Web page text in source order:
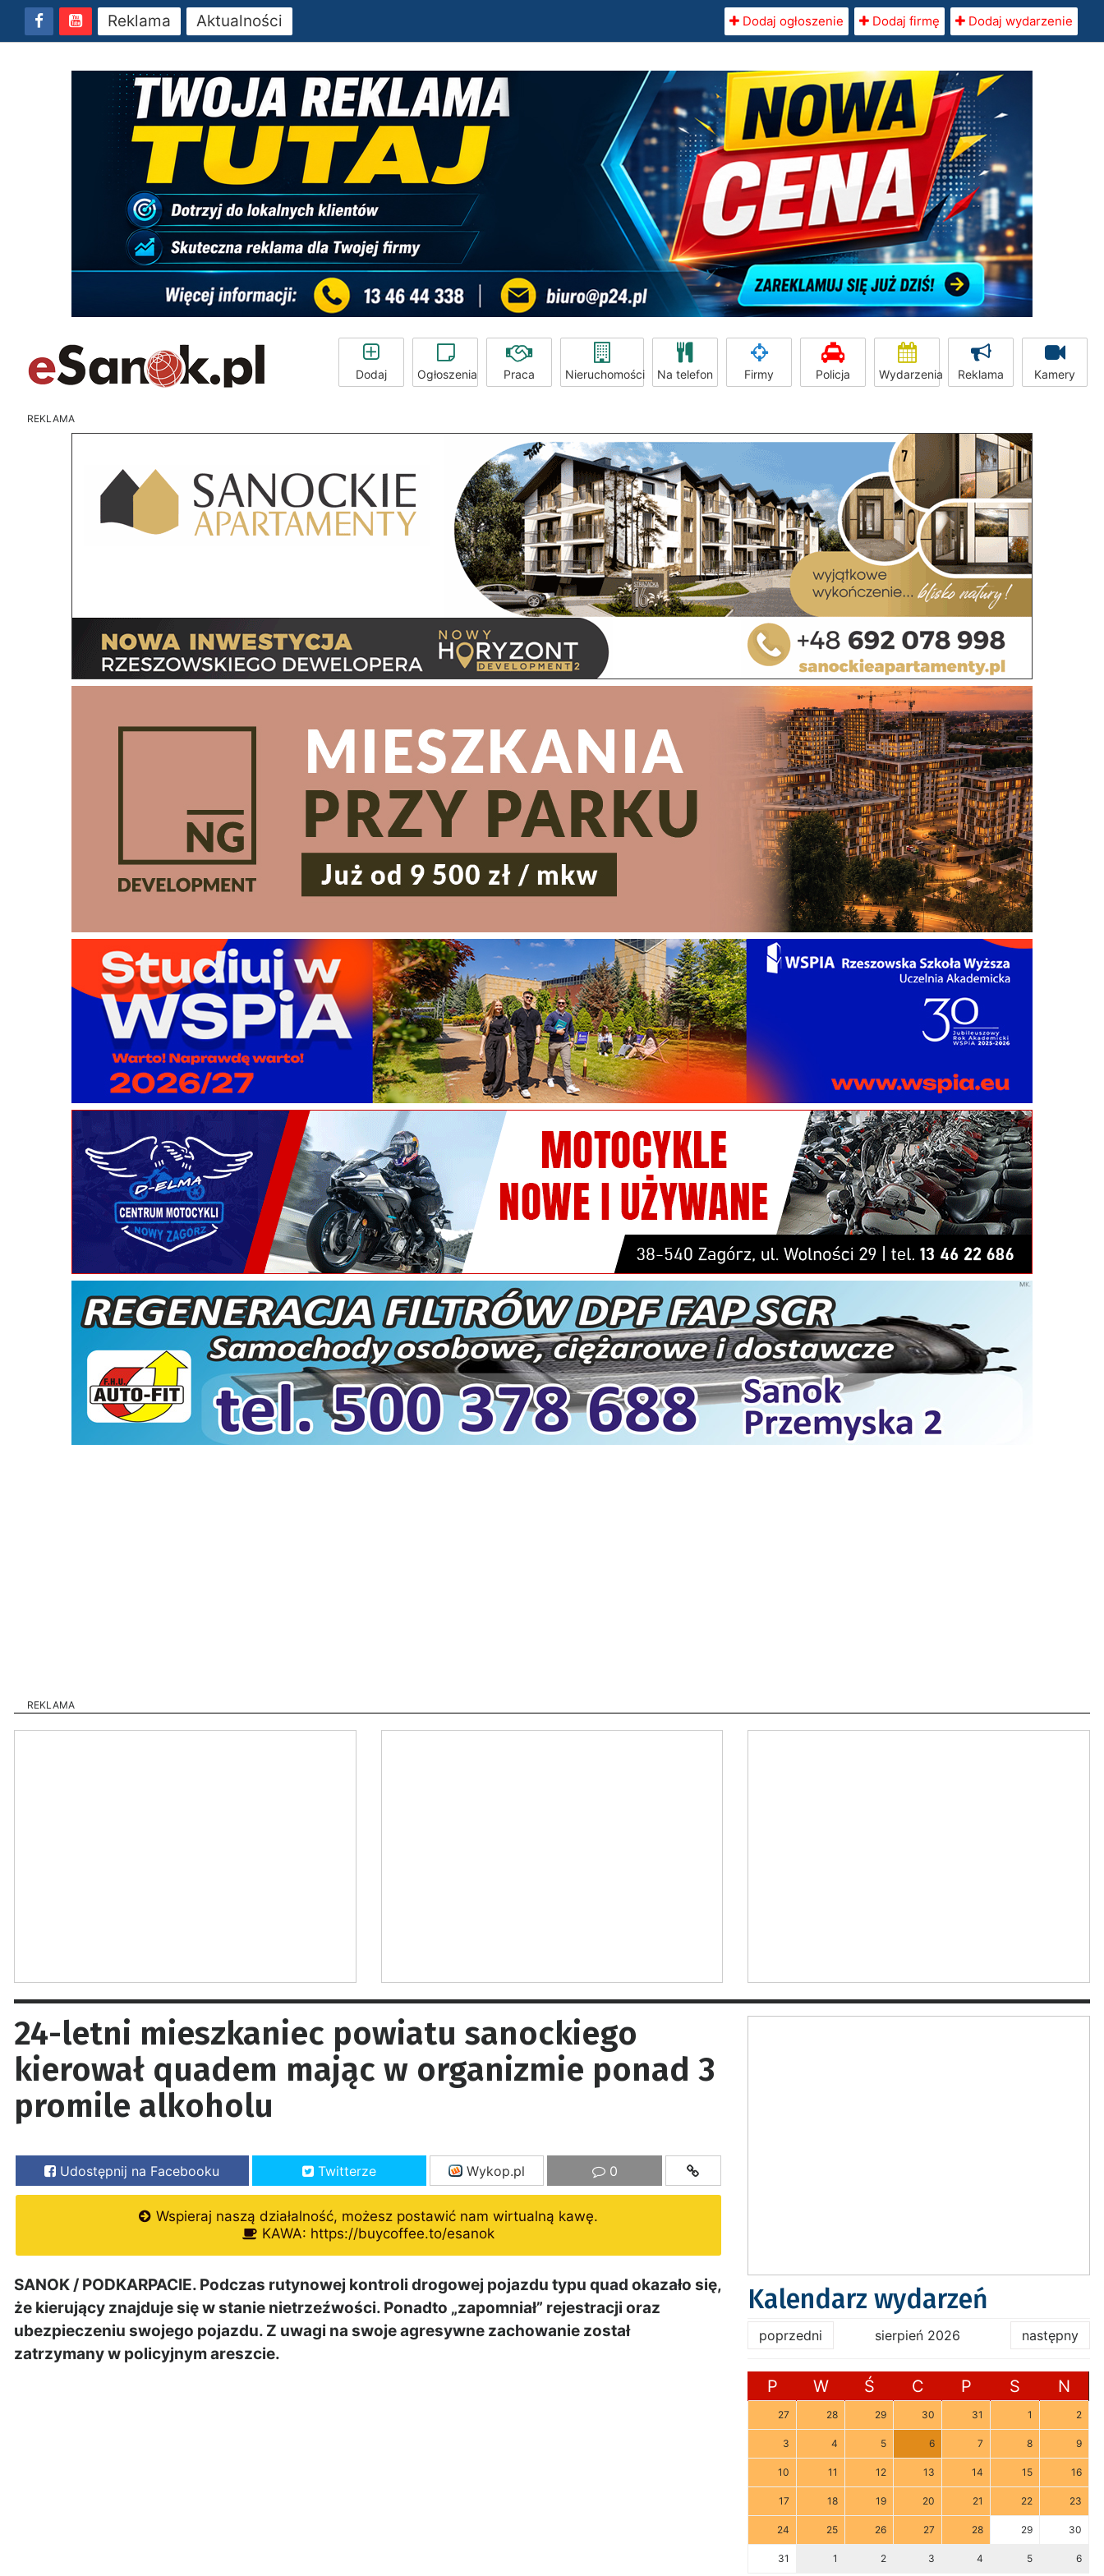
Reklama Aktualności Dodaj ogłoszenie Dodaj firmę Dodaj wydarzenie
Dodaj Ogłoszenia Praca Nieruchomości Na telefon Firmy Policja Wydarzenia Reklama Kamery
REKLAMA
REKLAMA
24-letni mieszkaniec powiatu sanockiego
kierował quadem mając w organizmie ponad 3
promile alkoholu
Udostępnij na Facebooku Twitterze Wykop.pl 0
Wspieraj naszą działalność, możesz postawić nam wirtualną kawę.
KAWA: https://buycoffee.to/esanok
SANOK / PODKARPACIE. Podczas rutynowej kontroli drogowej pojazdu typu quad okazało się,
że kierujący znajduje się w stanie nietrzeźwości. Ponadto „zapomniał” rejestracji oraz
ubezpieczeniu swojego pojazdu. Z uwagi na swoje agresywne zachowanie został
zatrzymany w policyjnym areszcie.
Kalendarz wydarzeń
poprzedni sierpień 2026 następny
P W Ś C P S N
27 28 29 30 31 1 2
3 4 5 6 7 8 9
10 11 12 13 14 15 16
17 18 19 20 21 22 23
24 25 26 27 28 29 30
31 1 2 3 4 5 6